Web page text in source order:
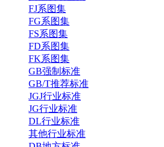
FJ系图集
FG系图集
FS系图集
FD系图集
FK系图集
GB强制标准
GB/T推荐标准
JGJ行业标准
JG行业标准
DL行业标准
其他行业标准